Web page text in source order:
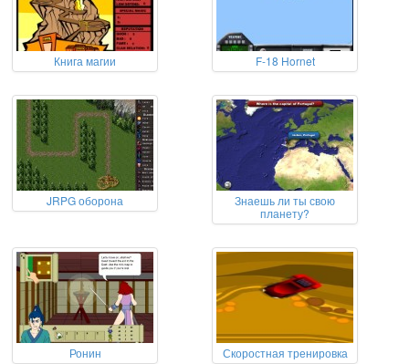
Книга магии F-18 Hornet
JRPG оборона
Знаешь ли ты свою
планету?
Ронин Скоростная тренировка